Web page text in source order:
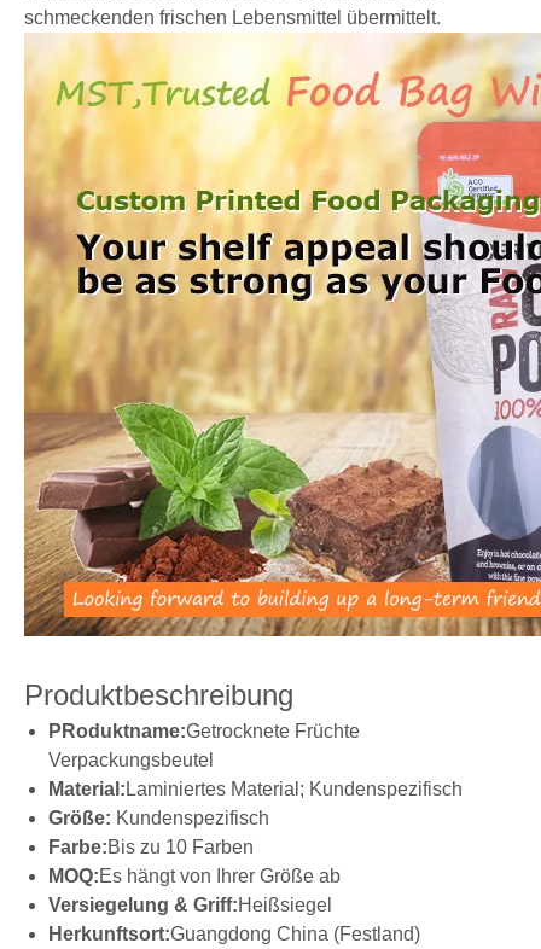
schmeckenden frischen Lebensmittel übermittelt.
Produktbeschreibung
P Roduktname:Getrocknete Früchte
Verpackungsbeutel
Material: Laminiertes Material; Kundenspezifisch
Größe: Kundenspezifisch
Farbe:Bis zu 10 Farben
MOQ:Es hängt von Ihrer Größe ab
Versiegelung & Griff:Heißsiegel
Herkunftsort:Guangdong China (Festland)